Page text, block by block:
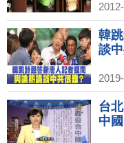
韓
談
台
中國